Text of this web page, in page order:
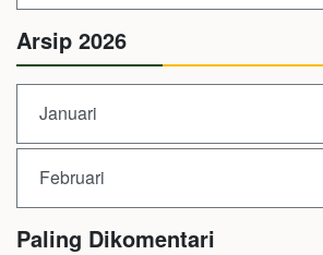
Arsip 2026
Januari
Februari
Paling Dikomentari